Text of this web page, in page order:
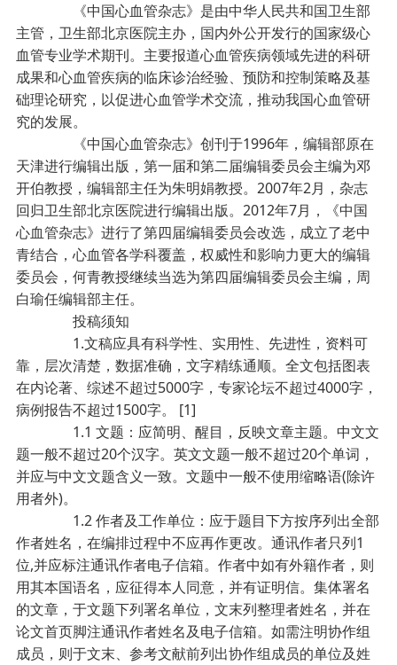
《中国心血管杂志》是由中华人民共和国卫生部
主管，卫生部北京医院主办，国内外公开发行的国家级心
血管专业学术期刊。主要报道心血管疾病领域先进的科研
成果和心血管疾病的临床诊治经验、预防和控制策略及基
础理论研究，以促进心血管学术交流，推动我国心血管研
究的发展。
《中国心血管杂志》创刊于1996年，编辑部原在
天津进行编辑出版，第一届和第二届编辑委员会主编为邓
开伯教授，编辑部主任为朱明娟教授。2007年2月，杂志
回归卫生部北京医院进行编辑出版。2012年7月，《中国
心血管杂志》进行了第四届编辑委员会改选，成立了老中
青结合，心血管各学科覆盖，权威性和影响力更大的编辑
委员会，何青教授继续当选为第四届编辑委员会主编，周
白瑜任编辑部主任。
投稿须知
1.文稿应具有科学性、实用性、先进性，资料可
靠，层次清楚，数据准确，文字精练通顺。全文包括图表
在内论著、综述不超过5000字，专家论坛不超过4000字，
病例报告不超过1500字。 [1]
1.1 文题：应简明、醒目，反映文章主题。中文文
题一般不超过20个汉字。英文文题一般不超过20个单词，
并应与中文文题含义一致。文题中一般不使用缩略语(除许
用者外)。
1.2 作者及工作单位：应于题目下方按序列出全部
作者姓名，在编排过程中不应再作更改。通讯作者只列1
位,并应标注通讯作者电子信箱。作者中如有外籍作者，则
用其本国语名，应征得本人同意，并有证明信。集体署名
的文章，于文题下列署名单位，文末列整理者姓名，并在
论文首页脚注通讯作者姓名及电子信箱。如需注明协作组
成员，则于文末、参考文献前列出协作组成员的单位及姓